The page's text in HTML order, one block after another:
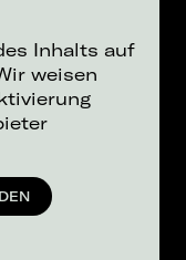
Inhalts auf
weisen